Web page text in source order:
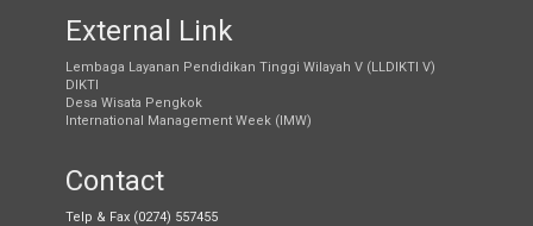
External Link
Lembaga Layanan Pendidikan Tinggi Wilayah V (LLDIKTI V)
DIKTI
Desa Wisata Pengkok
International Management Week (IMW)
Contact
Telp & Fax (0274) 557455